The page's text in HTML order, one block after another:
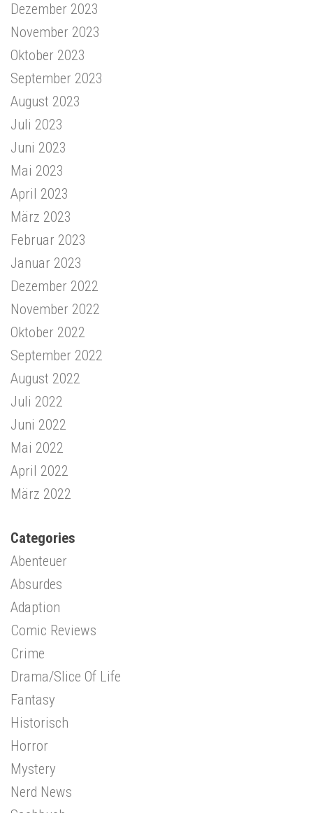
Dezember 2023
November 2023
Oktober 2023
September 2023
August 2023
Juli 2023
Juni 2023
Mai 2023
April 2023
März 2023
Februar 2023
Januar 2023
Dezember 2022
November 2022
Oktober 2022
September 2022
August 2022
Juli 2022
Juni 2022
Mai 2022
April 2022
März 2022
Categories
Abenteuer
Absurdes
Adaption
Comic Reviews
Crime
Drama/Slice Of Life
Fantasy
Historisch
Horror
Mystery
Nerd News